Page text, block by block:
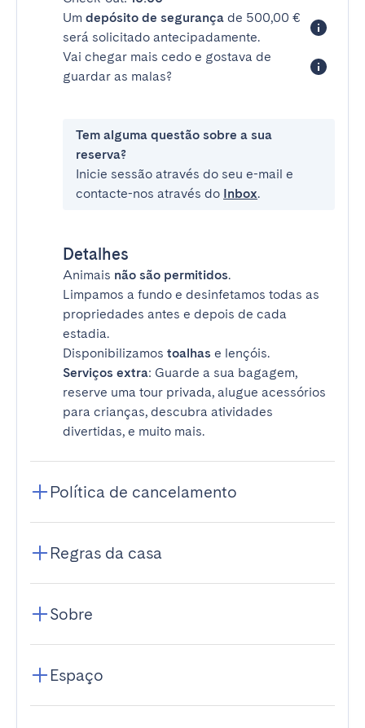
Um depósito de segurança de 500,00 €
será solicitado antecipadamente.
Vai chegar mais cedo e gostava de
guardar as malas?
Tem alguma questão sobre a sua
reserva?
Inicie sessão através do seu e-mail e
contacte-nos através do Inbox.
Detalhes
Animais não são permitidos.
Limpamos a fundo e desinfetamos todas as
propriedades antes e depois de cada
estadia.
Disponibilizamos toalhas e lençóis.
Serviços extra: Guarde a sua bagagem,
reserve uma tour privada, alugue acessórios
para crianças, descubra atividades
divertidas, e muito mais.
Política de cancelamento
Regras da casa
Sobre
Espaço